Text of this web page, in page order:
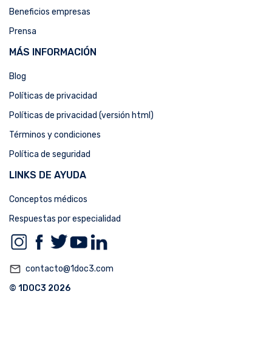
Beneficios empresas
Prensa
MÁS INFORMACIÓN
Blog
Políticas de privacidad
Políticas de privacidad (versión html)
Términos y condiciones
Política de seguridad
LINKS DE AYUDA
Conceptos médicos
Respuestas por especialidad
mail_outline contacto@1doc3.com
© 1DOC3 2026